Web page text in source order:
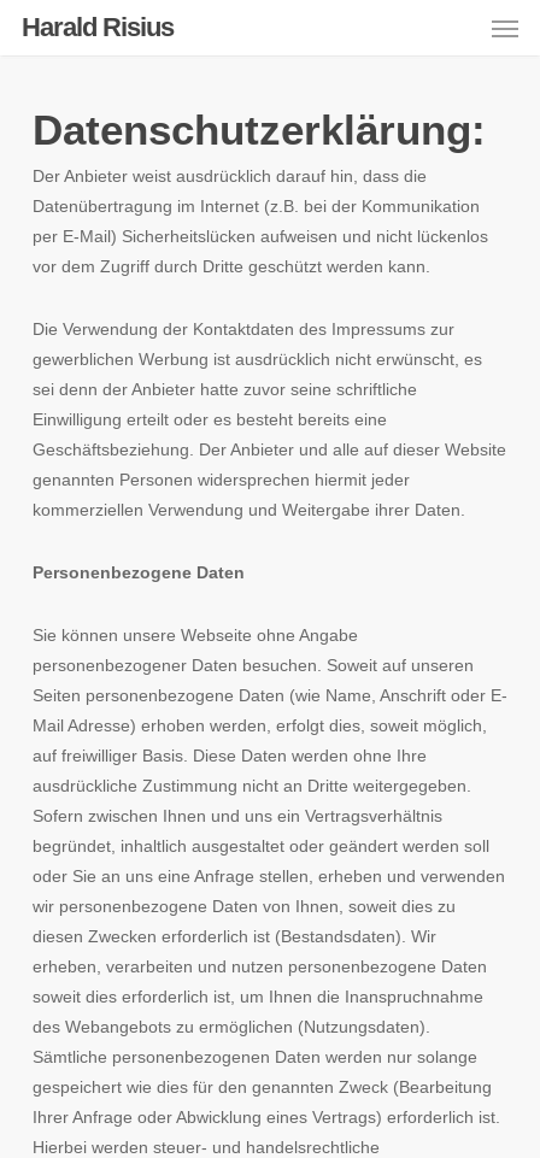
Harald Risius
Datenschutzerklärung:
Der Anbieter weist ausdrücklich darauf hin, dass die
Datenübertragung im Internet (z.B. bei der Kommunikation
per E-Mail) Sicherheitslücken aufweisen und nicht lückenlos
vor dem Zugriff durch Dritte geschützt werden kann.
Die Verwendung der Kontaktdaten des Impressums zur
gewerblichen Werbung ist ausdrücklich nicht erwünscht, es
sei denn der Anbieter hatte zuvor seine schriftliche
Einwilligung erteilt oder es besteht bereits eine
Geschäftsbeziehung. Der Anbieter und alle auf dieser Website
genannten Personen widersprechen hiermit jeder
kommerziellen Verwendung und Weitergabe ihrer Daten.
Personenbezogene Daten
Sie können unsere Webseite ohne Angabe
personenbezogener Daten besuchen. Soweit auf unseren
Seiten personenbezogene Daten (wie Name, Anschrift oder E-
Mail Adresse) erhoben werden, erfolgt dies, soweit möglich,
auf freiwilliger Basis. Diese Daten werden ohne Ihre
ausdrückliche Zustimmung nicht an Dritte weitergegeben.
Sofern zwischen Ihnen und uns ein Vertragsverhältnis
begründet, inhaltlich ausgestaltet oder geändert werden soll
oder Sie an uns eine Anfrage stellen, erheben und verwenden
wir personenbezogene Daten von Ihnen, soweit dies zu
diesen Zwecken erforderlich ist (Bestandsdaten). Wir
erheben, verarbeiten und nutzen personenbezogene Daten
soweit dies erforderlich ist, um Ihnen die Inanspruchnahme
des Webangebots zu ermöglichen (Nutzungsdaten).
Sämtliche personenbezogenen Daten werden nur solange
gespeichert wie dies für den genannten Zweck (Bearbeitung
Ihrer Anfrage oder Abwicklung eines Vertrags) erforderlich ist.
Hierbei werden steuer- und handelsrechtliche